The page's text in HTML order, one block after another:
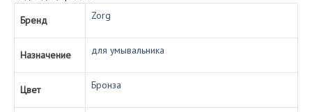
Бренд
Zorg
Назначение для умывальника
Цвет Бронза